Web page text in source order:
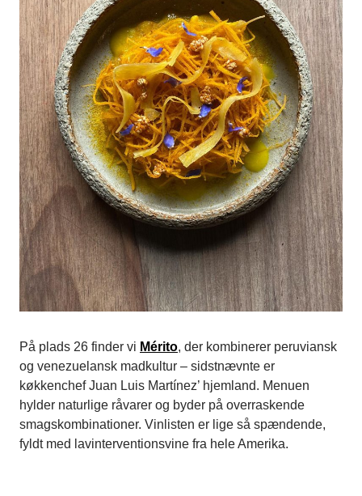
På plads 26 finder vi Mérito, der kombinerer peruviansk
og venezuelansk madkultur – sidstnævnte er
køkkenchef Juan Luis Martínez’ hjemland. Menuen
hylder naturlige råvarer og byder på overraskende
smagskombinationer. Vinlisten er lige så spændende,
fyldt med lavinterventionsvine fra hele Amerika.